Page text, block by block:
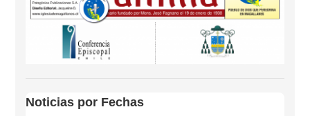
Noticias por Fechas